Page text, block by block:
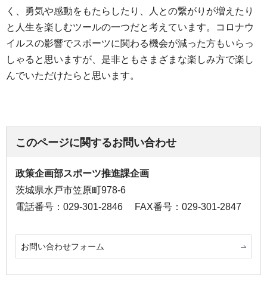
く、勇気や感動をもたらしたり、人との繋がりが増えたり
と人生を楽しむツールの一つだと考えています。コロナウ
イルスの影響でスポーツに関わる機会が減った方もいらっ
しゃると思いますが、是非ともさまざまな楽しみ方で楽し
んでいただけたらと思います。
このページに関するお問い合わせ
政策企画部スポーツ推進課企画
茨城県水戸市笠原町978-6
電話番号：029-301-2846
FAX番号：029-301-2847
お問い合わせフォーム